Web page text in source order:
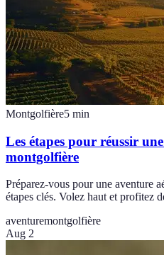
Montgolfière5 min
Les étapes pour réussir
montgolfière
Préparez-vous pour une aventure
étapes clés. Volez haut et profitez
aventuremontgolfière
Aug 2